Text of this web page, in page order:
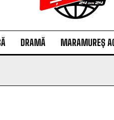
DRAMĂ MARAMUREȘ